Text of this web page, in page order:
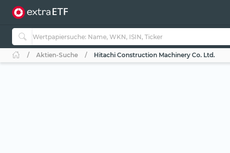
Aktien-Suche Hitachi Construction Machinery Co. Ltd.